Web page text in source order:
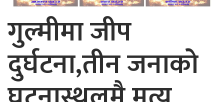
गुल्मीमा जीप
दुर्घटना,तीन जनाकाे